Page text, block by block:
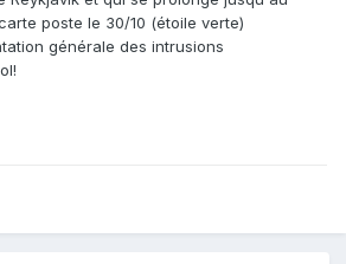
poste le 30/10 (étoile verte)
générale des intrusions